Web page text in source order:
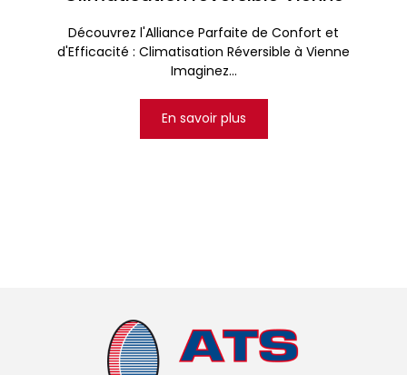
Découvrez l'Alliance Parfaite de Confort et
d'Efficacité : Climatisation Réversible à Vienne
Imaginez...
En savoir plus